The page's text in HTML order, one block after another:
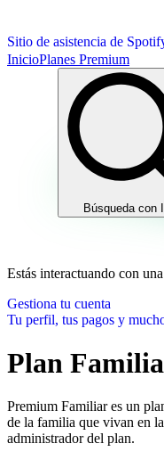
Sitio de asistencia de
InicioPlanes Premium
Búsqueda con
Estás interactuando con
Gestiona tu cuenta
Tu perfil, tus pagos y
Plan
Premium Familiar es un
de la familia que vivan en
administrador del plan.